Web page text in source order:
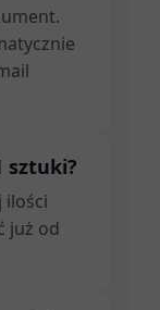
sztuki?
ilości
już od